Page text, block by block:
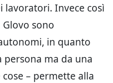
lavoratori. Invece così
sono
in quanto
ma da una
– permette alla